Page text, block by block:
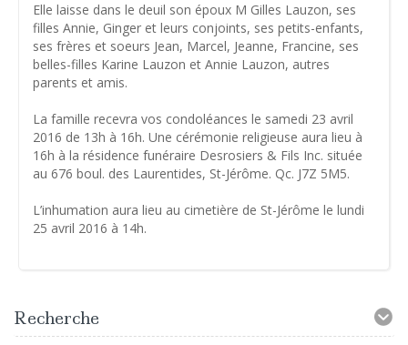
Elle laisse dans le deuil son époux M Gilles Lauzon, ses
filles Annie, Ginger et leurs conjoints, ses petits-enfants,
ses frères et soeurs Jean, Marcel, Jeanne, Francine, ses
belles-filles Karine Lauzon et Annie Lauzon, autres
parents et amis.
La famille recevra vos condoléances le samedi 23 avril
2016 de 13h à 16h. Une cérémonie religieuse aura lieu à
16h à la résidence funéraire Desrosiers & Fils Inc. située
au 676 boul. des Laurentides, St-Jérôme. Qc. J7Z 5M5.
L’inhumation aura lieu au cimetière de St-Jérôme le lundi
25 avril 2016 à 14h.
Recherche